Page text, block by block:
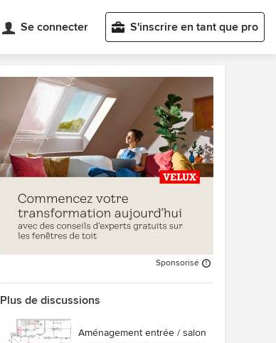
Se connecter S'inscrire en tant que pro
Sponsorisé
Plus de discussions
Aménagement entrée / salon